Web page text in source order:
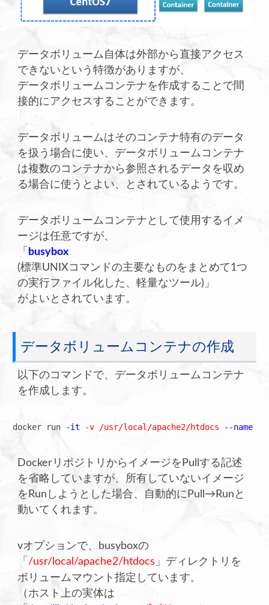
データボリューム自体は外部から直接アクセス
できないという特徴がありますが、
データボリュームコンテナを作成することで間
接的にアクセスすることができます。
データボリュームはそのコンテナ特有のデータ
を扱う場合に使い、データボリュームコンテナ
は複数のコンテナから参照されるデータを収め
る場合に使うとよい、とされているようです。
データボリュームコンテナとして使用するイメ
ージは任意ですが、
「 busybox
(標準UNIXコマンドの主要なものをまとめて1つ
の実行ファイル化した、軽量なツール)」
がよいとされています。
データボリュームコンテナの作成
以下のコマンドで、データボリュームコンテナ
を作成します。
docker run -it -v /usr/local/apache2/htdocs --name
DockerリポジトリからイメージをPullする記述
を省略していますが、所有していないイメージ
をRunしようとした場合、自動的にPull→Runと
動いてくれます。
vオプションで、busyboxの
「 /usr/local/apache2/htdocs 」ディレクトリを
ボリュームマウント指定しています。
（ホスト上の実体は